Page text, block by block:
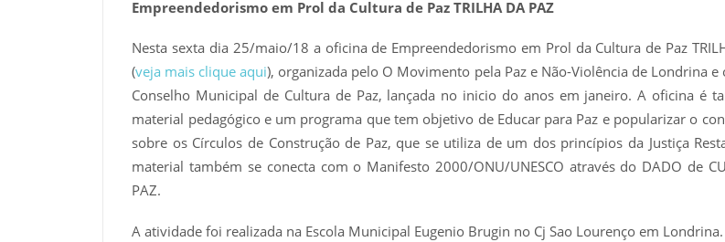
Empreendedorismo em Prol da Cultura de Paz TRILHA DA PAZ
Nesta sexta dia 25/maio/18 a oficina de Empreendedorismo em Prol da Cultura de Paz
(veja mais clique aqui), organizada pelo O Movimento pela Paz e Não-Violência de Londrina e
Conselho Municipal de Cultura de Paz, lançada no inicio do anos em janeiro. A oficina é
material pedagógico e um programa que tem objetivo de Educar para Paz e popularizar o
sobre os Círculos de Construção de Paz, que se utiliza de um dos princípios da Justiça
material também se conecta com o Manifesto 2000/ONU/UNESCO através do DADO de
PAZ.
A atividade foi realizada na Escola Municipal Eugenio Brugin no Cj Sao Lourenço em Londrina.